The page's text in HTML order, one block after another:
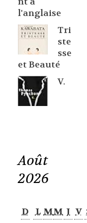
l'anglaise
Tri
ste
sse
et Beauté
V.
Août
2026
D L MM J V